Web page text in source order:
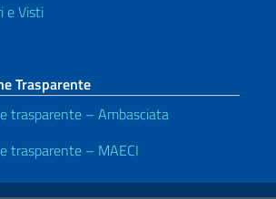
e Visti
Trasparente
trasparente – Ambasciata
trasparente – MAECI